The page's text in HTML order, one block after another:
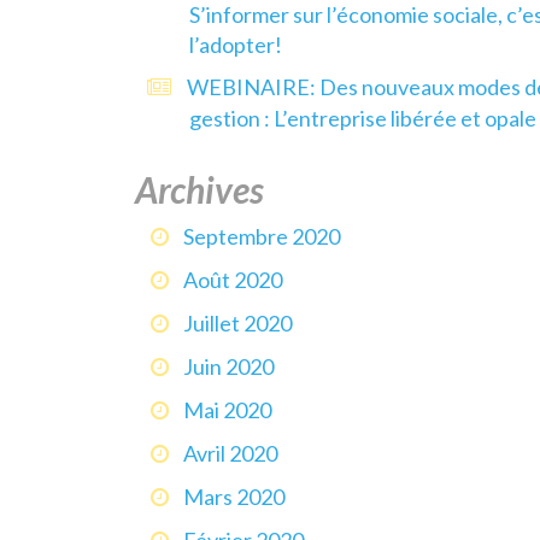
S’informer sur l’économie sociale,
l’adopter!
WEBINAIRE: Des nouveaux modes
gestion : L’entreprise libérée et opale
Archives
Septembre 2020
Août 2020
Juillet 2020
Juin 2020
Mai 2020
Avril 2020
Mars 2020